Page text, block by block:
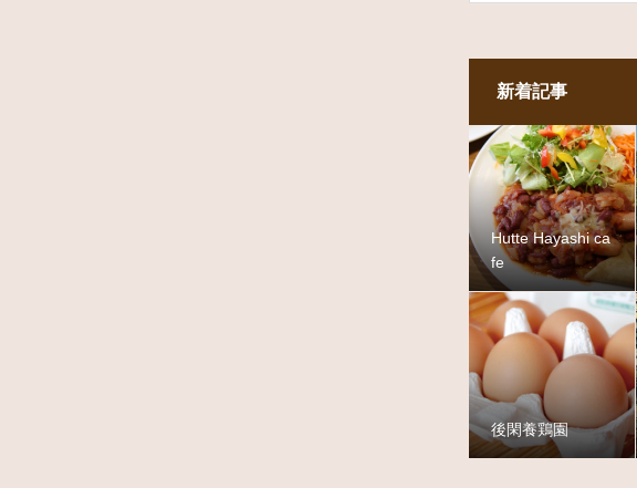
新着記事
Hutte Hayashi ca
fe
後閑養鶏園